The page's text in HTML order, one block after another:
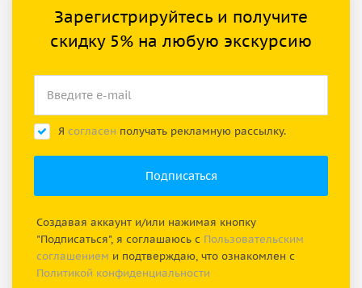
Зарегистрируйтесь и получите
скидку 5% на любую экскурсию
Я согласен получать рекламную рассылку.
Создавая аккаунт и/или нажимая кнопку
"Подписаться", я соглашаюсь с Пользовательским
соглашением и подтверждаю, что ознакомлен с
Политикой конфиденциальности